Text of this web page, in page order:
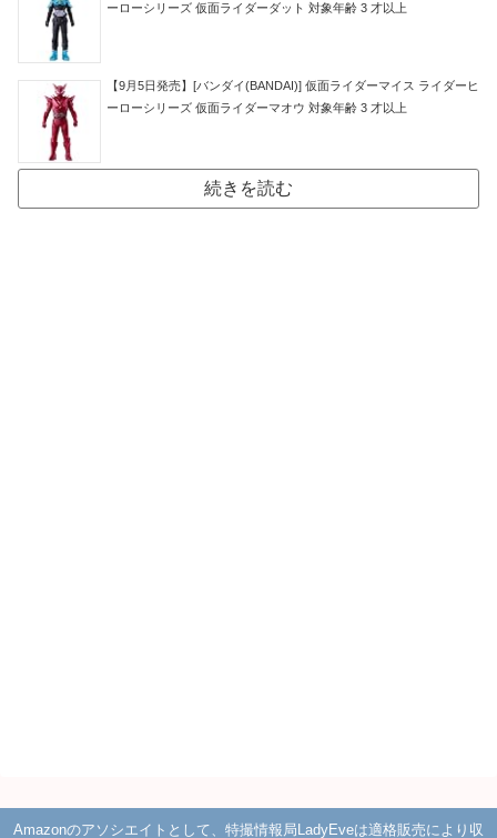
ーローシリーズ 仮面ライダーダット 対象年齢 3 才以上
【9月5日発売】[バンダイ(BANDAI)] 仮面ライダーマイス ライダーヒ
ーローシリーズ 仮面ライダーマオウ 対象年齢 3 才以上
続きを読む
Amazonのアソシエイトとして、特撮情報局LadyEveは適格販売により収